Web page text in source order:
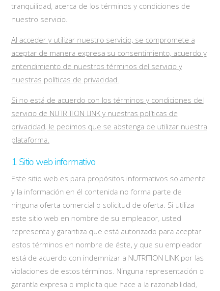
tranquilidad, acerca de los términos y condiciones de
nuestro servicio.
Al acceder y utilizar nuestro servicio, se compromete a
aceptar de manera expresa su consentimiento, acuerdo y
entendimiento de nuestros términos del servicio y
nuestras políticas de privacidad.
Si no está de acuerdo con los términos y condiciones del
servicio de NUTRITION LINK y nuestras políticas de
privacidad, le pedimos que se abstenga de utilizar nuestra
plataforma.
1. Sitio web informativo
Este sitio web es para propósitos informativos solamente
y la información en él contenida no forma parte de
ninguna oferta comercial o solicitud de oferta. Si utiliza
este sitio web en nombre de su empleador, usted
representa y garantiza que está autorizado para aceptar
estos términos en nombre de éste, y que su empleador
está de acuerdo con indemnizar a NUTRITION LINK por las
violaciones de estos términos. Ninguna representación o
garantía expresa o implicita que hace a la razonabilidad,